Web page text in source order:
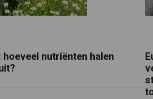
nutriënten halen